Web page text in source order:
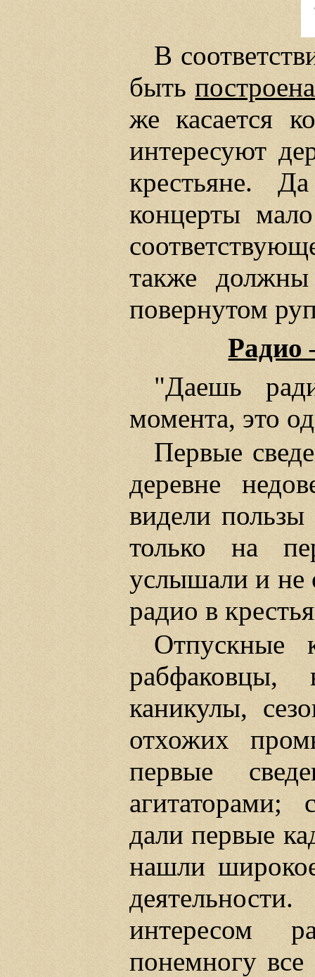
В
быть
же касается
интересуют
крестьяне.
концерты
также
повернутом
Радио
"Даешь
момента, это
Первые
деревне
видели пользы
только на
услышали и не
радио в
Отпускные
рабфаковцы,
каникулы,
отхожих
первые
агитаторами;
дали первые
нашли
интересом
понемногу все